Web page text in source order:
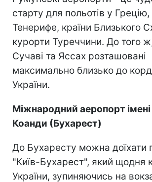
старту для польотів у Грецію,
Тенерифе, країни Близького
курорти Туреччини. До того
Сучаві та Яссах розташовані
максимально близько до
України.
Міжнародний аеропорт імені
Коанди (Бухарест)
До Бухаресту можна доїхати
"Київ-Бухарест", який щодня
України, зупиняючись на